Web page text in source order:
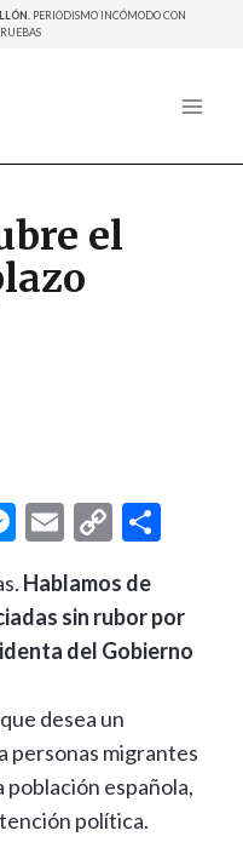
PERIODISMO INCÓMODO CON
el
M
se
n
er
E
ai
l
C
p
y
n
k
p
r
Hablamos de
sin rubor por
del Gobierno
desea un
personas migrantes
población española,
política.